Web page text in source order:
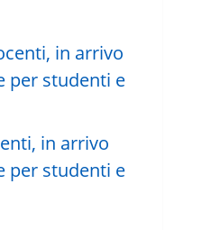
in arrivo
per studenti e